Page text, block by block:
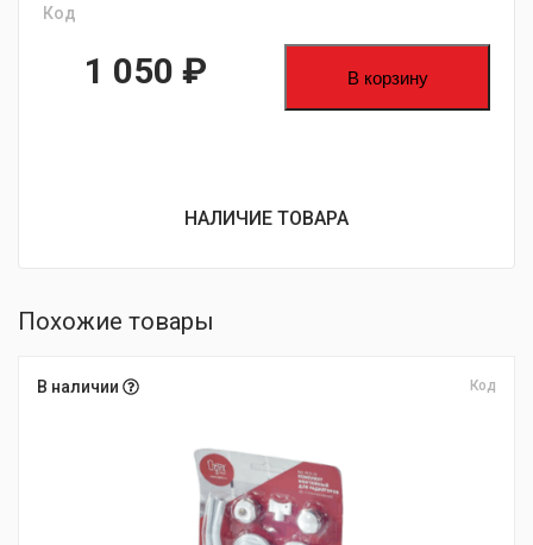
Код
1 050 ₽ В корзину
НАЛИЧИЕ ТОВАРА
Похожие товары
В наличии Код